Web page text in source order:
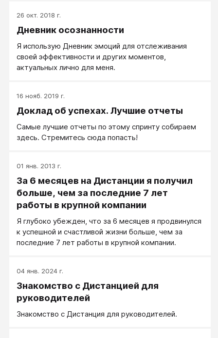
26 окт. 2018 г.
Дневник осознанности
Я использую Дневник эмоций для отслеживания
своей эффективности и других моментов,
актуальных лично для меня.
16 нояб. 2019 г.
Доклад об успехах. Лучшие отчеты
Самые лучшие отчеты по этому спринту собираем
здесь. Стремитесь сюда попасть!
01 янв. 2013 г.
За 6 месяцев на Дистанции я получил
больше, чем за последние 7 лет
работы в крупной компании
Я глубоко убежден, что за 6 месяцев я продвинулся
к успешной и счастливой жизни больше, чем за
последние 7 лет работы в крупной компании.
04 янв. 2024 г.
Знакомство с Дистанцией для
руководителей
Знакомство с Дистанция для руководителей.